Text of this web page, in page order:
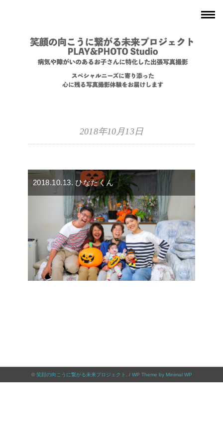
2018年10月13日
2018.10.13. ひなたくん
© 笑顔の向こうに繋がる未来プロジェクト . / WP Theme by Minimal WP